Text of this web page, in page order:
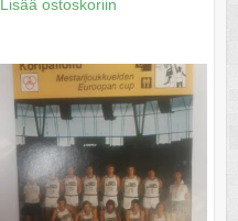
Lisää ostoskoriin